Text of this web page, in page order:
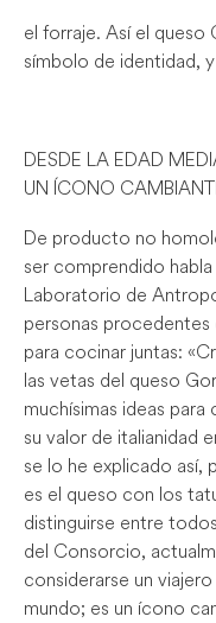
el forraje. Así el queso
símbolo de identidad,
DESDE LA EDAD
UN ÍCONO
De producto no
ser comprendido
Laboratorio de
personas
para cocinar juntas:
las vetas del queso
muchísimas ideas
su valor de italianidad
se lo he explicado así,
es el queso con los
distinguirse entre
del Consorcio,
considerarse un
mundo; es un ícono